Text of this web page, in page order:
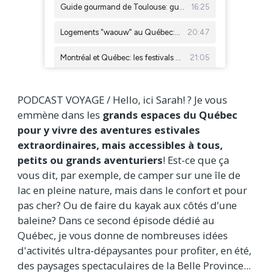
PODCAST VOYAGE / Hello, ici Sarah! ? Je vous
emmène dans les grands espaces du Québec
pour y vivre des aventures estivales
extraordinaires, mais accessibles à tous,
petits ou grands aventuriers! Est-ce que ça
vous dit, par exemple, de camper sur une île de
lac en pleine nature, mais dans le confort et pour
pas cher? Ou de faire du kayak aux côtés d’une
baleine? Dans ce second épisode dédié au
Québec, je vous donne de nombreuses idées
d'activités ultra-dépaysantes pour profiter, en été,
des paysages spectaculaires de la Belle Province...